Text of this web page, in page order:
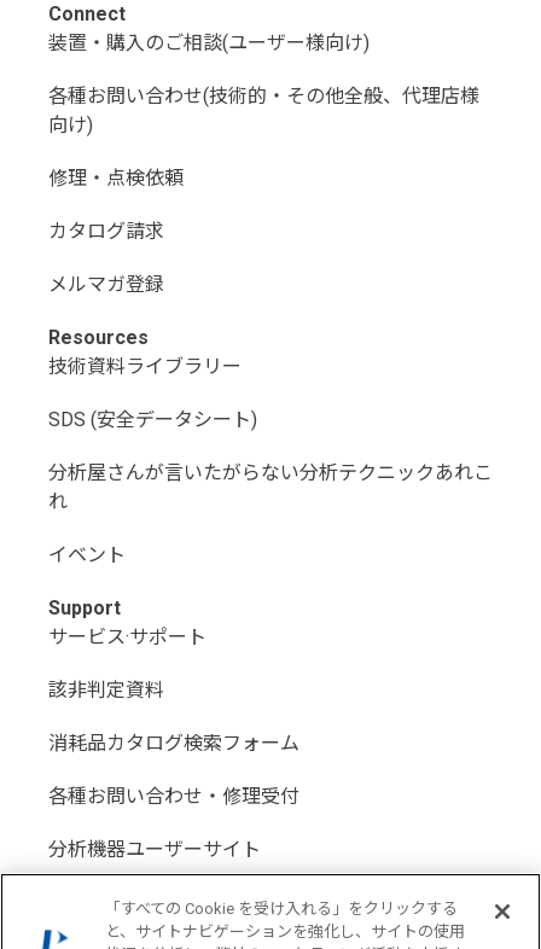
Connect
装置・購入のご相談(ユーザー様向け)
各種お問い合わせ(技術的・その他全般、代理店様
向け)
修理・点検依頼
カタログ請求
メルマガ登録
Resources
技術資料ライブラリー
SDS (安全データシート)
分析屋さんが言いたがらない分析テクニックあれこ
れ
イベント
Support
サービス·サポート
該非判定資料
消耗品カタログ検索フォーム
各種お問い合わせ・修理受付
分析機器ユーザーサイト
分析機器代理店サイト
「すべての Cookie を受け入れる」をクリックする
と、サイトナビゲーションを強化し、サイトの使用